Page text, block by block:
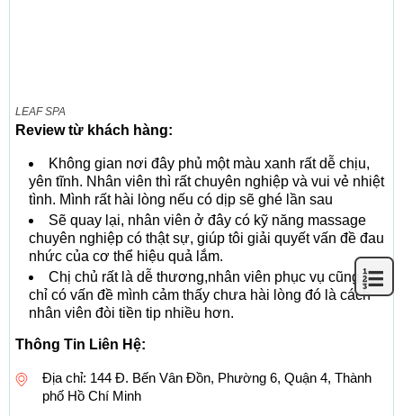
LEAF SPA
Review từ khách hàng:
Không gian nơi đây phủ một màu xanh rất dễ chịu,
yên tĩnh. Nhân viên thì rất chuyên nghiệp và vui vẻ nhiệt
tình. Mình rất hài lòng nếu có dịp sẽ ghé lần sau
Sẽ quay lại, nhân viên ở đây có kỹ năng massage
chuyên nghiệp có thật sự, giúp tôi giải quyết vấn đề đau
nhức của cơ thể hiệu quả lắm.
Chị chủ rất là dễ thương,nhân viên phục vụ cũng ổn,
chỉ có vấn đề mình cảm thấy chưa hài lòng đó là cách
nhân viên đòi tiền tip nhiều hơn.
Thông Tin Liên Hệ:
Địa chỉ: 144 Đ. Bến Vân Đồn, Phường 6, Quận 4, Thành
phố Hồ Chí Minh